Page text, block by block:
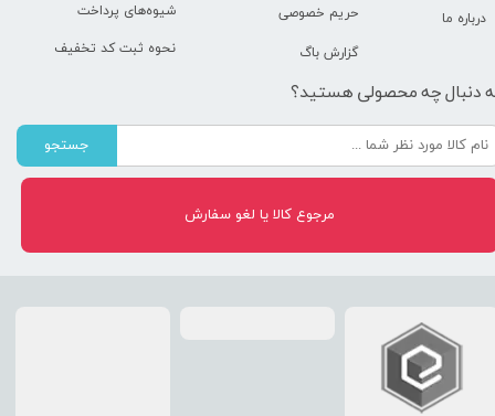
شیوه‌های پرداخت
نحوه ثبت کد تخفیف
حریم خصوصی
گزارش باگ
درباره ما
دنبال چه محصولی هستید؟
جستجو
مرجوع کالا یا لغو سفارش